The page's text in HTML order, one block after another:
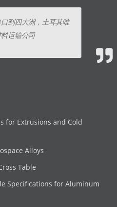
到四大洲，土耳其唯
运输公司
for Extrusions and Cold
Alloys
Table
Specifications for Aluminum